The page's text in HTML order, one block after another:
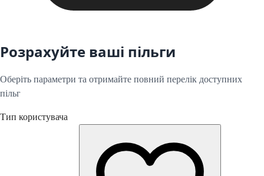
Розрахуйте ваші пільги
Оберіть параметри та отримайте повний перелік доступних
пільг
Тип користувача